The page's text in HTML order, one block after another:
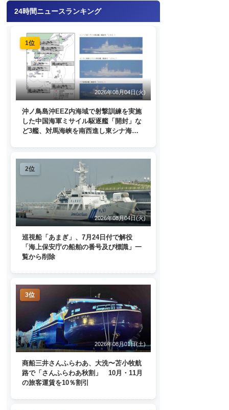
24時間ニュースランキング
1位
2026年08月04日(火)
沖ノ鳥島沖EEZ内海域で射撃訓練を実施
した中国海軍ミサイル駆逐艦「開封」な
ど3艦、対馬海峡を南西進し東シナ海
2位
2026年08月04日(火)
巡視船「あまぎ」、7月24日付で解役
「海上保安庁の船舶の番号及び標識」一
覧から削除
3位
2026年08月01日(土)
商船三井さんふらわあ、大洗〜苫小牧航
路で「さんふらわあ秋割」 10月・11月
の旅客運賃を10％割引